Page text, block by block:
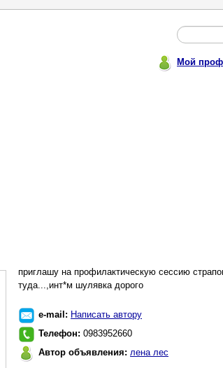
Мой
приглашу на профилактическую сессию
туда...,инт*м шулявка дорого
e-mail: Написать автору
Телефон: 0983952660
Автор объявления: лена лес